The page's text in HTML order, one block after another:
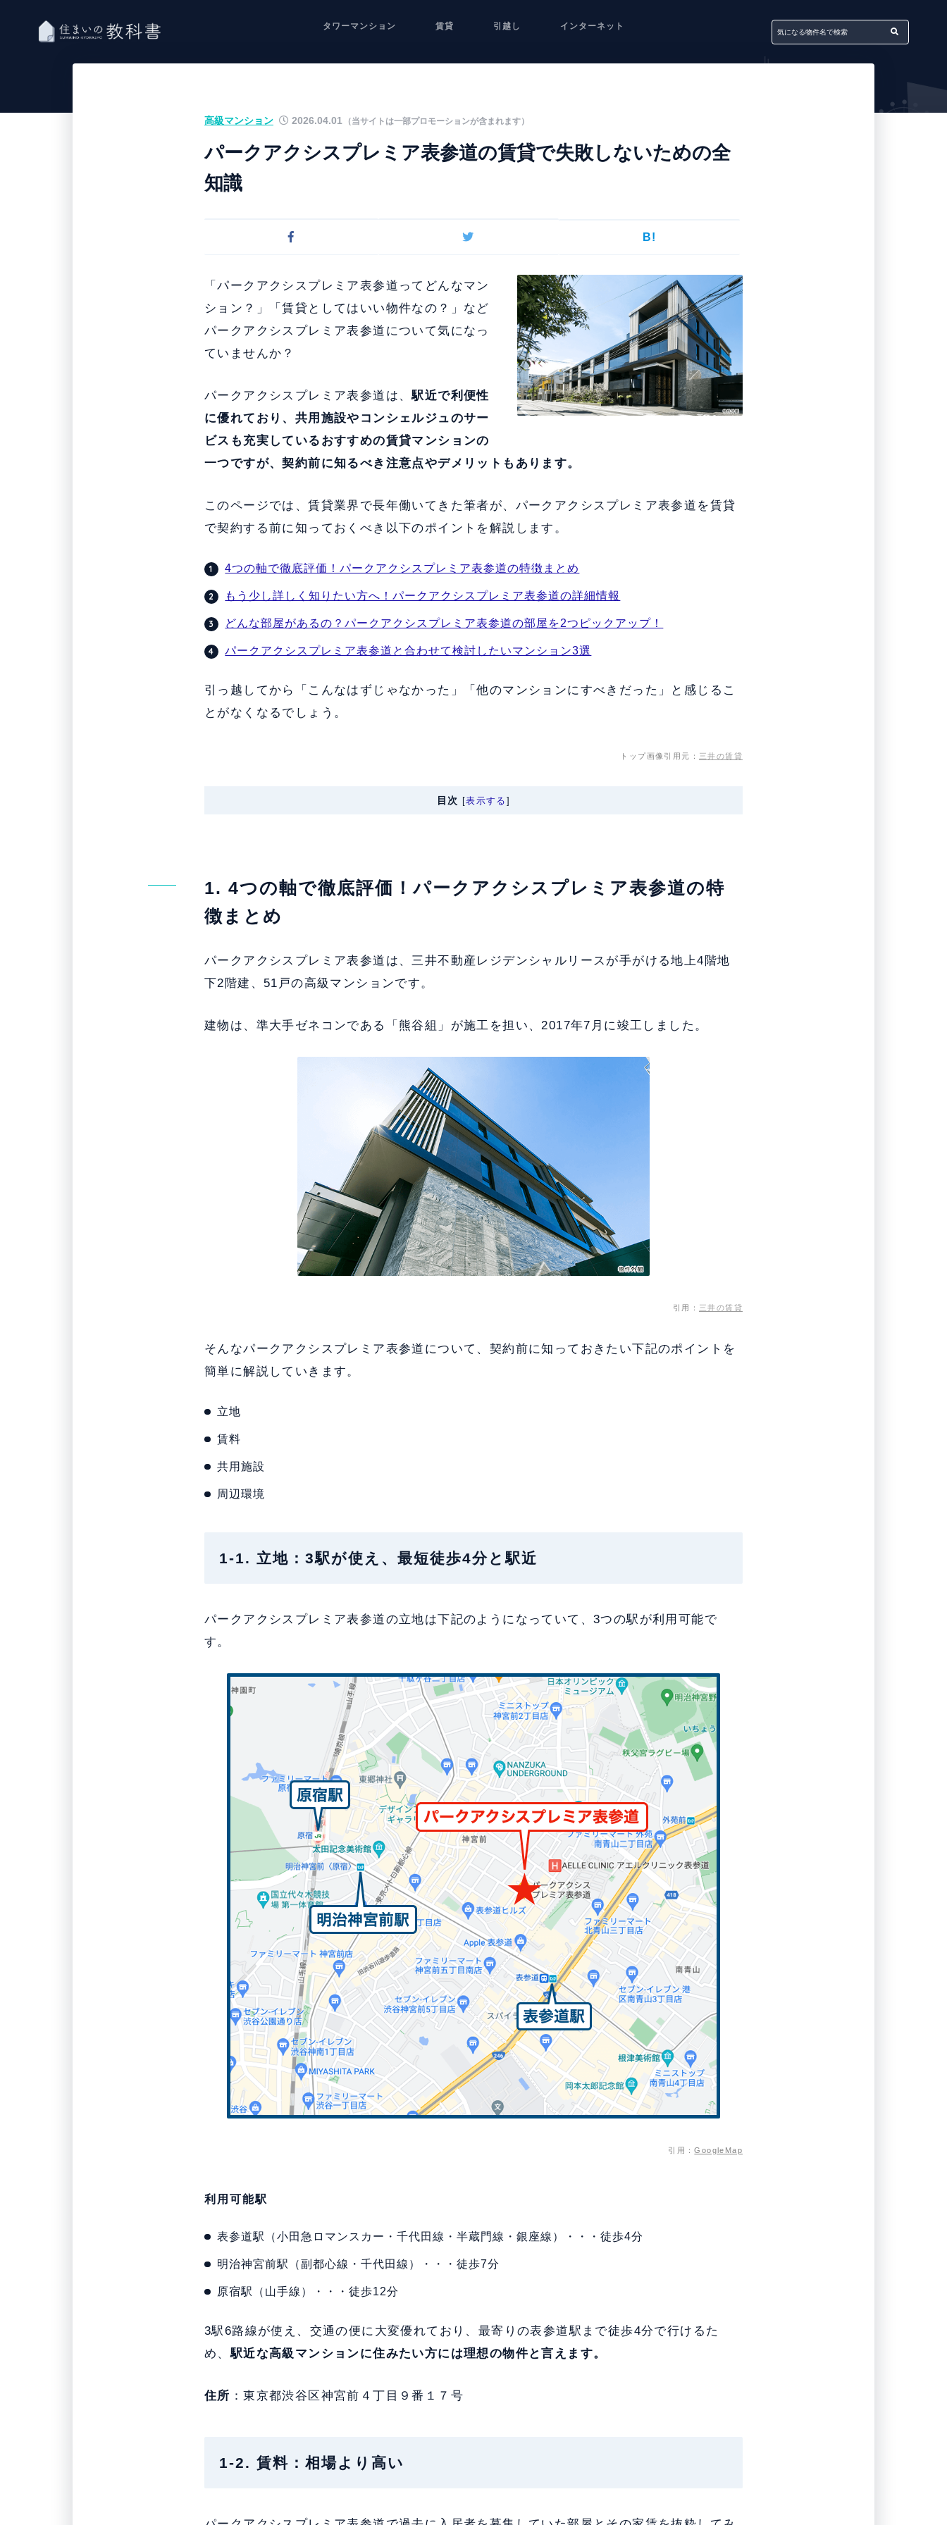
タワーマンション 賃貸 引越し インターネット
（当サイトは一部プロモーションが含まれます）
高級マンション 2026.04.01
パークアクシスプレミア表参道の賃貸で失敗しないための全
知識
B!
「パークアクシスプレミア表参道ってどんなマン
ション？」「賃貸としてはいい物件なの？」など
パークアクシスプレミア表参道について気になっ
ていませんか？
パークアクシスプレミア表参道は、駅近で利便性
に優れており、共用施設やコンシェルジュのサー
ビスも充実している おすすめの賃貸マンションの
一つですが、契約前に知るべき注意点やデメリットもあります。
このページでは、賃貸業界で長年働いてきた筆者が、パークアクシスプレミア表参道を賃貸
で契約する前に知っておくべき以下のポイントを解説します。
4つの軸で徹底評価！パークアクシスプレミア表参道の特徴まとめ
もう少し詳しく知りたい方へ！パークアクシスプレミア表参道の詳細情報
どんな部屋があるの？パークアクシスプレミア表参道の部屋を2つピックアップ！
パークアクシスプレミア表参道と合わせて検討したいマンション3選
引っ越してから「こんなはずじゃなかった」「他のマンションにすべきだった」と感じるこ
とがなくなるでしょう。
トップ画像引用元： 三井の賃貸
目次 [表示する
1. 4つの軸で徹底評価！パークアクシスプレミア表参道の特
徴まとめ
パークアクシスプレミア表参道は、三井不動産レジデンシャルリースが手がける地上4階地
下2階建、51戸の高級マンションです。
建物は、準大手ゼネコンである「熊谷組」が施工を担い、2017年7月に竣工しました。
引用： 三井の賃貸
そんなパークアクシスプレミア表参道について、契約前に知っておきたい下記のポイントを
簡単に解説していきます。
立地
賃料
共用施設
周辺環境
1-1. 立地：3駅が使え、最短徒歩4分と駅近
パークアクシスプレミア表参道の立地は下記のようになっていて、3つの駅が利用可能で
す。
引用：GoogleMap
利用可能駅
表参道駅（小田急ロマンスカー・千代田線・半蔵門線・銀座線）・・・徒歩4分
明治神宮前駅（副都心線・千代田線）・・・徒歩7分
原宿駅（山手線）・・・徒歩12分
3駅6路線が使え、交通の便に大変優れており、最寄りの表参道駅まで徒歩4分で行けるた
め、駅近な高級マンションに住みたい方には理想の物件と言えます。
住所 ：東京都渋谷区神宮前４丁目９番１７号
1-2. 賃料：相場より高い